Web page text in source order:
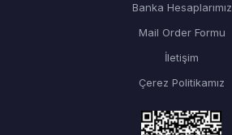
Banka Hesaplarımız
Mail Order Formu
İletişim
Çerez Politikamız